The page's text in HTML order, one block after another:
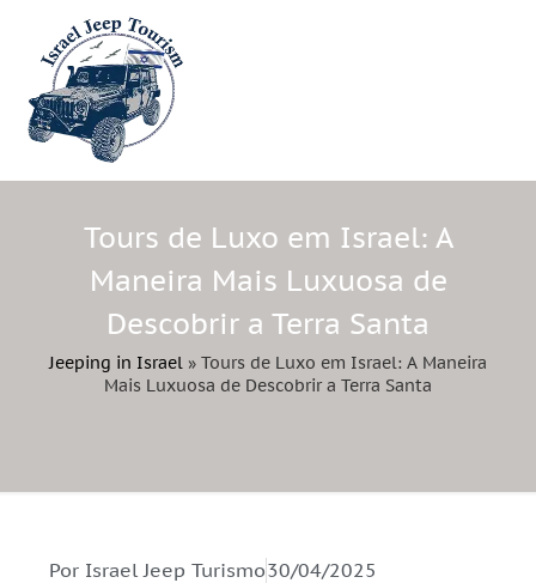
Tours de Luxo em Israel: A
Maneira Mais Luxuosa de
Descobrir a Terra Santa
Jeeping in Israel » Tours de Luxo em Israel: A Maneira
Mais Luxuosa de Descobrir a Terra Santa
Por Israel Jeep Turismo30/04/2025